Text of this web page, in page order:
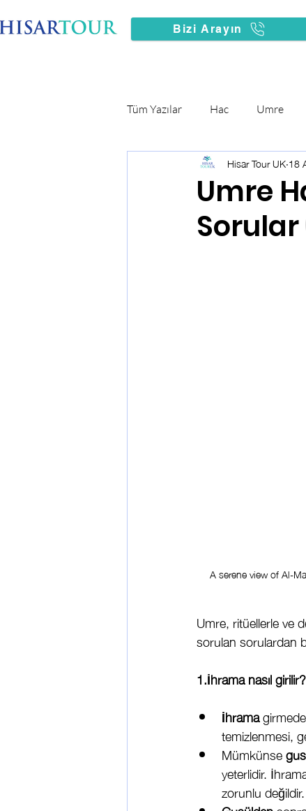
Ana Sayfa
Bizi Arayın
Tüm Yazılar Hac Umre
Umre
Sorular
Hisar Tour UK18
A serene view of Al-
Umre, ritüellerle ve
sorulan sorulardan
1.İhrama nasıl girilir?
İhrama
temizlenmesi,
Mümkünse
yeterlidir.
zorunlu değildir.